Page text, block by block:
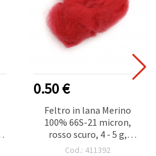
0.50 €
Feltro in lana Merino
100% 66S-21 micron,
rosso scuro, 4 - 5 g,
accessori moda e
Cod.: 411392